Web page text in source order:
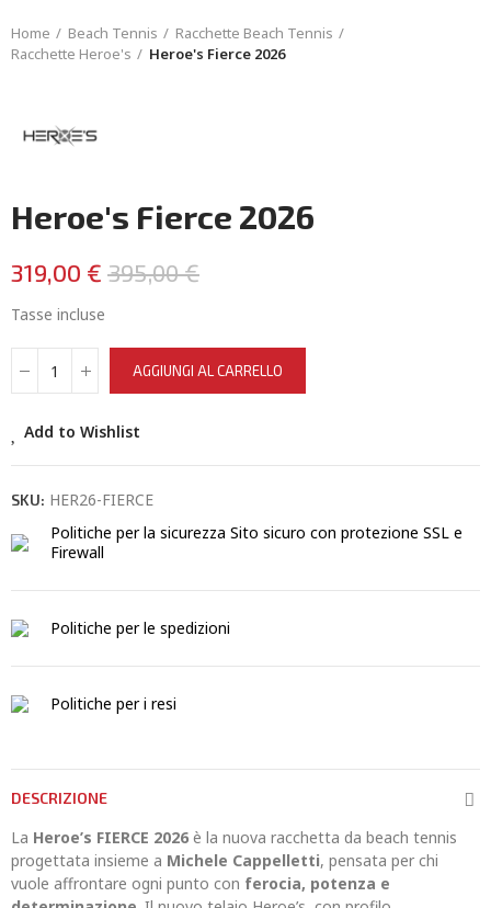
Home Beach Tennis
Racchette Beach Tennis
Racchette Heroe's
Heroe's Fierce 2026
Heroe's Fierce 2026
319,00 € 395,00 €
Tasse incluse
AGGIUNGI AL CARRELLO
Add to Wishlist
SKU: HER26-FIERCE
Politiche per la sicurezza Sito sicuro con protezione SSL e
Firewall
Politiche per le spedizioni
Politiche per i resi
DESCRIZIONE
La Heroe’s FIERCE 2026 è la nuova racchetta da beach tennis
progettata insieme a Michele Cappelletti, pensata per chi
vuole affrontare ogni punto con ferocia, potenza e